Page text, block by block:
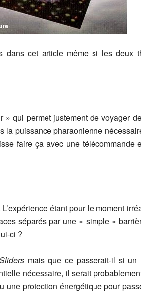
cet article même si les deux
» qui permet justement de voyager
la puissance pharaonienne
faire ça avec une télécommande
étant pour le moment
séparés par une « simple »
ci ?
Sliders mais que ce passerait-il si un
nécessaire, il serait
protection énergétique pour